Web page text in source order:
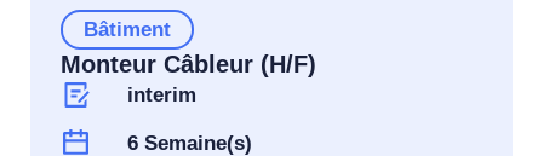
Bâtiment
Monteur Câbleur (H/F)
interim
6 Semaine(s)